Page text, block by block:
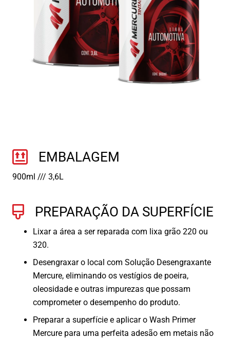
EMBALAGEM
900ml /// 3,6L
PREPARAÇÃO DA SUPERFÍCIE
Lixar a área a ser reparada com lixa grão 220 ou
320.
Desengraxar o local com Solução Desengraxante
Mercure, eliminando os vestígios de poeira,
oleosidade e outras impurezas que possam
comprometer o desempenho do produto.
Preparar a superfície e aplicar o Wash Primer
Mercure para uma perfeita adesão em metais não